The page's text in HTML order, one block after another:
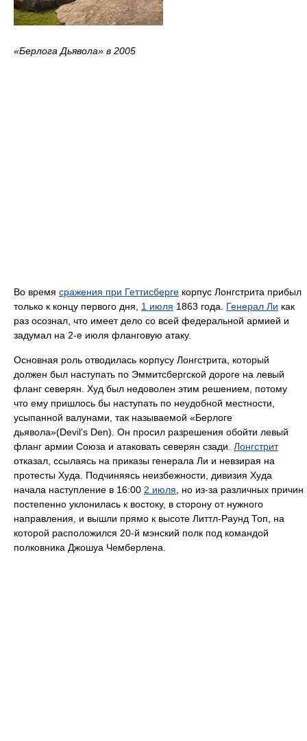
«Берлога Дьявола» в 2005
Во время сражения при Геттисберге корпус Лонгстрита прибыл
только к концу первого дня, 1 июля 1863 года. Генерал Ли как
раз осознал, что имеет дело со всей федеральной армией и
задумал на 2-е июля фланговую атаку.
Основная роль отводилась корпусу Лонгстрита, который
должен был наступать по Эммитсбергской дороге на левый
фланг северян. Худ был недоволен этим решением, потому
что ему пришлось бы наступать по неудобной местности,
усыпанной валунами, так называемой «Берлоге
дьявола»(Devil’s Den). Он просил разрешения обойти левый
фланг армии Союза и атаковать северян сзади. Лонгстрит
отказал, ссылаясь на приказы генерала Ли и невзирая на
протесты Худа. Подчиняясь неизбежности, дивизия Худа
начала наступление в 16:00 2 июля , но из-за различных причин
постепенно уклонилась к востоку, в сторону от нужного
направления, и вышли прямо к высоте Литтл-Раунд Топ, на
которой расположился 20-й мэнский полк под командой
полковника Джошуа Чемберлена.